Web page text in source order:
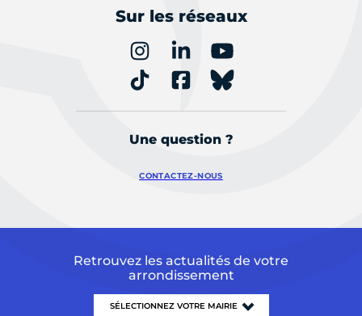
Sur les réseaux
Une question ?
CONTACTEZ-NOUS
Retrouvez les actualités de votre
arrondissement